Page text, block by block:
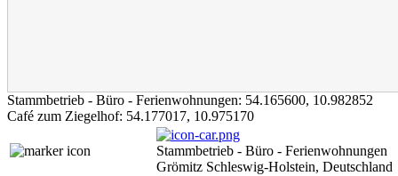
Stammbetrieb - Büro - Ferienwohnungen: 54.165600, 10.982852
Café zum Ziegelhof: 54.177017, 10.975170
Stammbetrieb - Büro - Ferienwohnungen
Grömitz Schleswig-Holstein, Deutschland